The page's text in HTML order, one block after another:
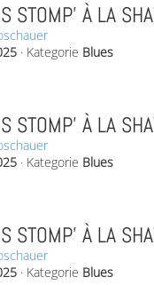
STOMP’ À LA
· Kategorie Blues
STOMP’ À LA
· Kategorie Blues
STOMP’ À LA
· Kategorie Blues